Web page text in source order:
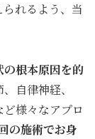
れるよう、当
の根本原因を的
自律神経、
様々なアプロ
の施術でお身